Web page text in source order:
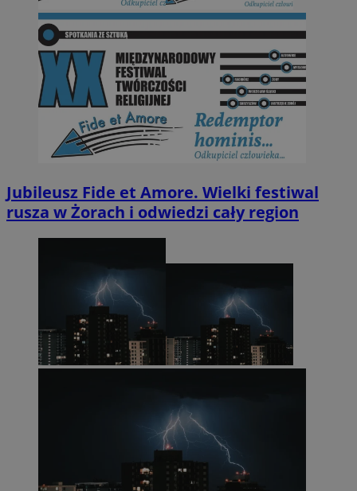
Jubileusz Fide et Amore. Wielki festiwal
rusza w Żorach i odwiedzi cały region